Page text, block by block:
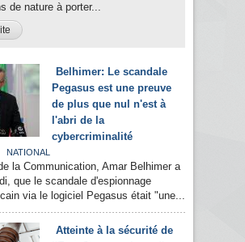
de nature à porter...
Belhimer: Le scandale
Pegasus est une preuve
de plus que nul n'est à
l'abri de la
cybercriminalité
NATIONAL
la Communication, Amar Belhimer a
que le scandale d'espionnage
via le logiciel Pegasus était "une...
Atteinte à la sécurité de